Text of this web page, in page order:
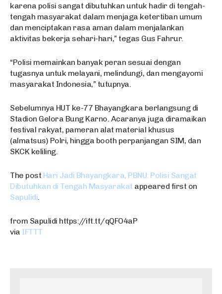
karena polisi sangat dibutuhkan untuk hadir di tengah-
tengah masyarakat dalam menjaga ketertiban umum
dan menciptakan rasa aman dalam menjalankan
aktivitas bekerja sehari-hari,” tegas Gus Fahrur.
“Polisi memainkan banyak peran sesuai dengan
tugasnya untuk melayani, melindungi, dan mengayomi
masyarakat Indonesia,” tutupnya.
Sebelumnya HUT ke-77 Bhayangkara berlangsung di
Stadion Gelora Bung Karno. Acaranya juga diramaikan
festival rakyat, pameran alat material khusus
(almatsus) Polri, hingga booth perpanjangan SIM, dan
SKCK keliling.
The post Hari Jadi Bhayangkara, PBNU: Polisi Sangat
Dibutuhkan di Tengah Masyarakat appeared first on
Sapulidi.
from Sapulidi https://ift.tt/qQFO4aP
via IFTTT